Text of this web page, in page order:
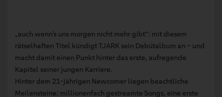
„auch wenn’s uns morgen nicht mehr gibt“: mit diesem
rätselhaften Titel kündigt TJARK sein Debütalbum an – und
macht damit einen Punkt hinter das erste, aufregende
Kapitel seiner jungen Karriere.
Hinter dem 21-jährigen Newcomer liegen beachtliche
Meilensteine: millionenfach gestreamte Songs, eine erste